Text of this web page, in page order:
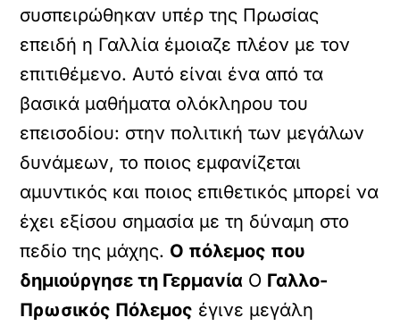
συσπειρώθηκαν υπέρ της Πρωσίας
επειδή η Γαλλία έμοιαζε πλέον με τον
επιτιθέμενο. Αυτό είναι ένα από τα
βασικά μαθήματα ολόκληρου του
επεισοδίου: στην πολιτική των μεγάλων
δυνάμεων, το ποιος εμφανίζεται
αμυντικός και ποιος επιθετικός μπορεί να
έχει εξίσου σημασία με τη δύναμη στο
πεδίο της μάχης. Ο πόλεμος που
δημιούργησε τη Γερμανία Ο Γαλλο-
Πρωσικός Πόλεμος έγινε μεγάλη